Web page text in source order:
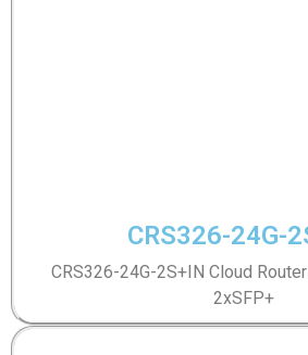
CRS326-24G-
CRS326-24G-2S+IN Cloud
2xSFP+